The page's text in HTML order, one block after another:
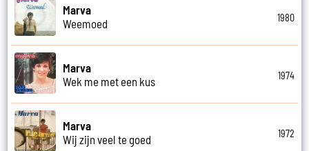
Marva
Weemoed
1980
Marva
Wek me met een kus
1974
Marva
Wij zijn veel te goed
1972